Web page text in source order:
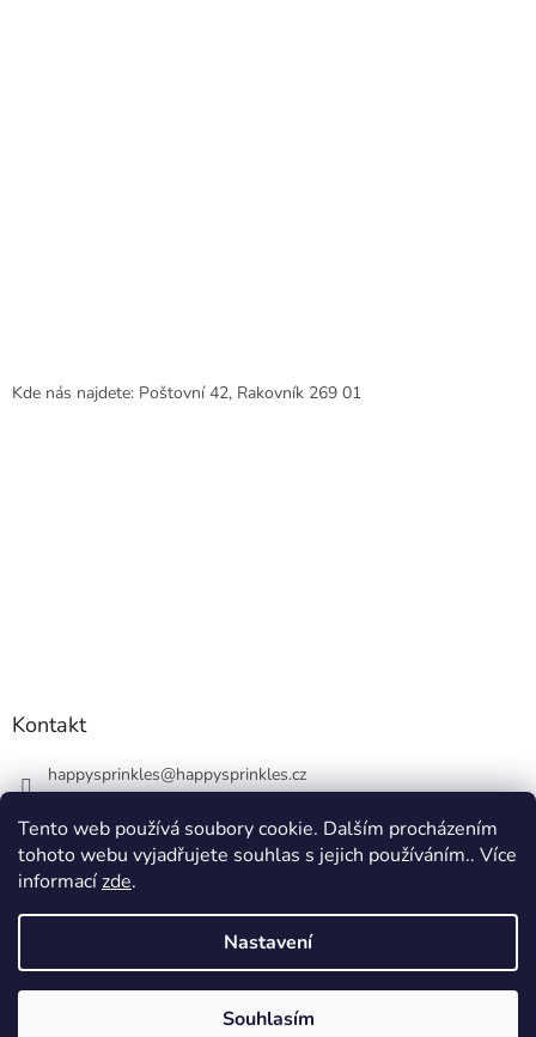
Tento web používá soubory cookie. Dalším procházením
tohoto webu vyjadřujete souhlas s jejich používáním.. Více
informacízde.
Nastavení
Souhlasím
Kde nás najdete: Poštovní 42, Rakovník 269 01
Kontakt
happysprinkles@happysprinkles.cz
Vytvořil Shoptet
happysprinkles.cz 🧁. Všechna práva vyhrazena.